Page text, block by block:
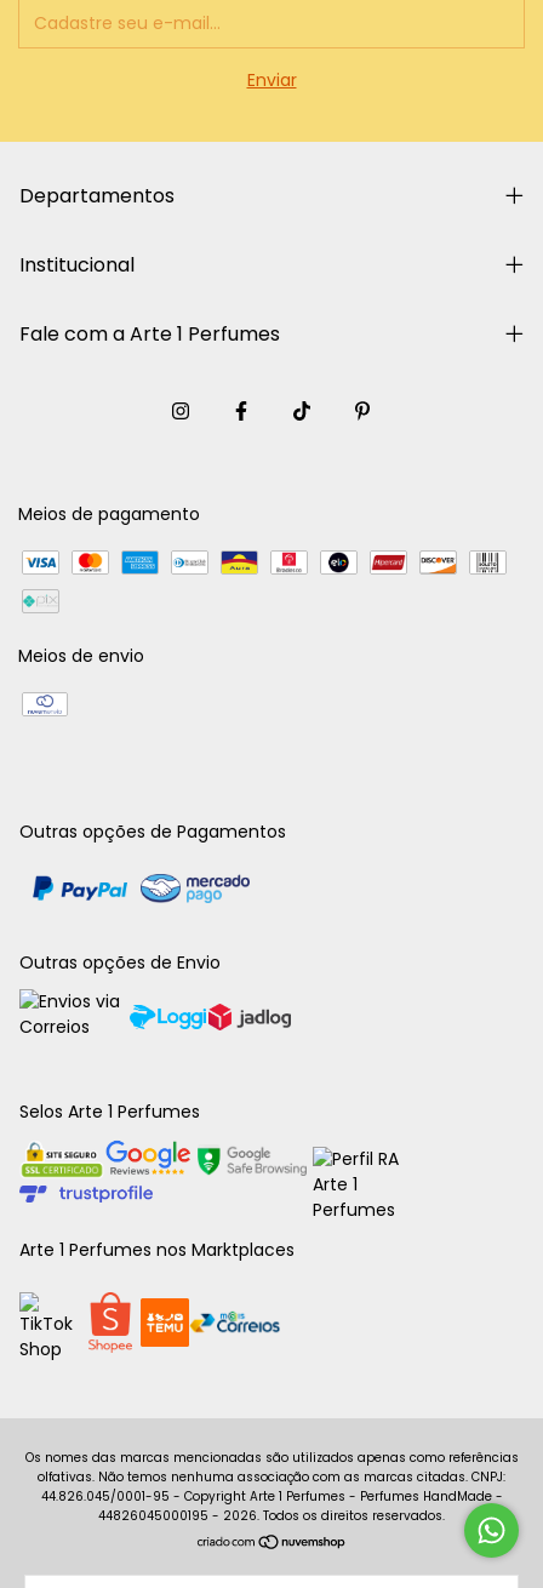
Departamentos
Institucional
Fale com a Arte 1 Perfumes
Meios de pagamento
Meios de envio
Outras opções de Pagamentos
Outras opções de Envio
Selos Arte 1 Perfumes
Arte 1 Perfumes nos Marktplaces
Copyright Arte 1 Perfumes - Perfumes HandMade -
44826045000195 - 2026. Todos os direitos reservados.